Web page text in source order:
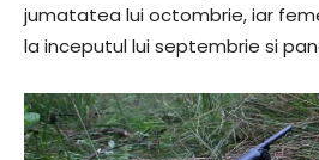
jumatatea lui octombrie, iar
la inceputul lui septembrie si